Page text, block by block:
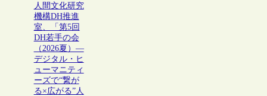
人間文化研究
機構DH推進
室、「第5回
DH若手の会
（2026夏）―
デジタル・ヒ
ューマニティ
ーズで“繋が
る×広がる”人